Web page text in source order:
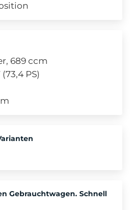
689 ccm
PS)
Gebrauchtwagen. Schnell